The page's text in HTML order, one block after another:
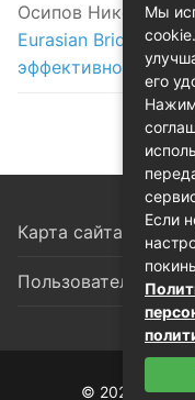
Осипов Николак
Eurasian Bridge в
эффективность на
Карта сайта
Пользовательское
© 2026
Мы
его
Если